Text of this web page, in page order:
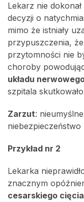
Lekarz nie
decyzji o
mimo że istniały
przypuszczenia,
przytomności nie
choroby
układu
szpitala
Zarzut:
Przykład nr 2
Lekarka
znacznym
cesarskiego cięcia